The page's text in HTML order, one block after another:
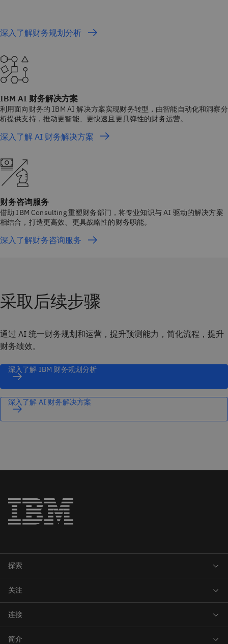
深入了解财务规划分析
IBM AI 财务解决方案
利用面向财务的 IBM AI 解决方案实现财务转型，由智能自动化和洞察分
析提供支持，推动更智能、更快速且更具弹性的财务运营。
深入了解 AI 财务解决方案
财务咨询服务
借助 IBM Consulting 重塑财务部门，将专业知识与 AI 驱动的解决方案
相结合，打造更高效、更具战略性的财务职能。
深入了解财务咨询服务
采取后续步骤
通过 AI 统一财务规划和运营，提升预测能力，简化流程，提升
财务绩效。
深入了解 IBM 财务规划分析
深入了解 AI 财务解决方案